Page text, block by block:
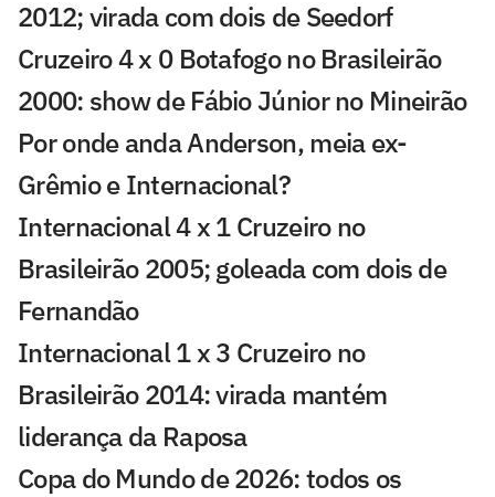
2012; virada com dois de Seedorf
Cruzeiro 4 x 0 Botafogo no Brasileirão
2000: show de Fábio Júnior no Mineirão
Por onde anda Anderson, meia ex-
Grêmio e Internacional?
Internacional 4 x 1 Cruzeiro no
Brasileirão 2005; goleada com dois de
Fernandão
Internacional 1 x 3 Cruzeiro no
Brasileirão 2014: virada mantém
liderança da Raposa
Copa do Mundo de 2026: todos os